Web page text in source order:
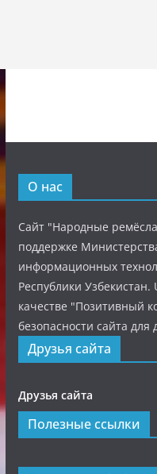
О нас
Сайт "Народные ремёсла
поддержке
информационных
Республики Узбекистан.
качестве "Позитивный
безопасности сайта для
Друзья сайта
Друзья сайта